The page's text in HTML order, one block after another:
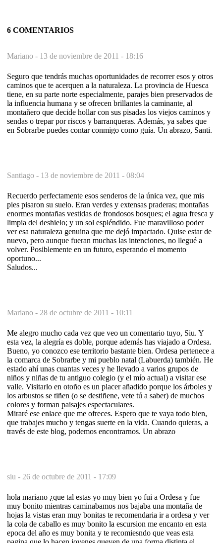
6 COMENTARIOS
Mariano - 13 de noviembre de 2011 - 18:16
Seguro que tendrás muchas oportunidades de recorrer esos y otros
caminos que te acerquen a la naturaleza. La provincia de Huesca
tiene, en su parte norte especialmente, parajes bien preservados de
la influencia humana y se ofrecen brillantes la caminante, al
montañero que decide hollar con sus pisadas los viejos caminos y
sendas o trepar por riscos y barranqueras. Además, ya sabes que
en Sobrarbe puedes contar conmigo como guía. Un abrazo, Santi.
Santiago - 13 de noviembre de 2011 - 08:04
Recuerdo perfectamente esos senderos de la única vez, que mis
pies pisaron su suelo. Eran verdes y extensas praderas; montañas
enormes montañas vestidas de frondosos bosques; el agua fresca y
limpia del deshielo; y un sol espléndido. Fue maravilloso poder
ver esa naturaleza genuina que me dejó impactado. Quise estar de
nuevo, pero aunque fueran muchas las intenciones, no llegué a
volver. Posiblemente en un futuro, esperando el momento
oportuno...
Saludos...
Mariano - 28 de octubre de 2011 - 10:11
Me alegro mucho cada vez que veo un comentario tuyo, Siu. Y
esta vez, la alegría es doble, porque además has viajado a Ordesa.
Bueno, yo conozco ese territorio bastante bien. Ordesa pertenece a
la comarca de Sobrarbe y mi pueblo natal (Labuerda) también. He
estado ahí unas cuantas veces y he llevado a varios grupos de
niños y niñas de tu antiguo colegio (y el mío actual) a visitar ese
valle. Visitarlo en otoño es un placer añadido porque los árboles y
los arbustos se tiñen (o se destiñene, vete tú a saber) de muchos
colores y forman paisajes espectaculares.
Miraré ese enlace que me ofreces. Espero que te vaya todo bien,
que trabajes mucho y tengas suerte en la vida. Cuando quieras, a
través de este blog, podemos encontrarnos. Un abrazo
siu - 26 de octubre de 2011 - 17:09
hola mariano ¿que tal estas yo muy bien yo fui a Ordesa y fue
muy bonito mientras caminabamos nos bajaba una montaña de
hojas la vistas eran muy bonitas te recomendaria ir a ordesa y ver
la cola de caballo es muy bonito la escursion me encanto en esta
epoca del año es muy bonita y te recomiesndo que veas esta